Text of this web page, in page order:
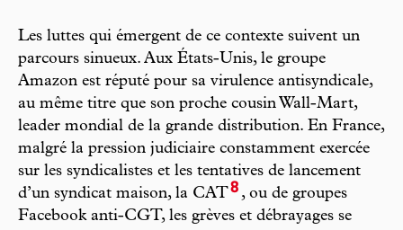
Les luttes qui émergent de ce contexte suivent un
parcours sinueux. Aux États-Unis, le groupe
Amazon est réputé pour sa virulence antisyndicale,
au même titre que son proche cousin Wall-Mart,
leader mondial de la grande distribution. En France,
malgré la pression judiciaire constamment exercée
sur les syndicalistes et les tentatives de lancement
d’un syndicat maison, la CAT 8 , ou de groupes
Facebook anti-CGT, les grèves et débrayages se